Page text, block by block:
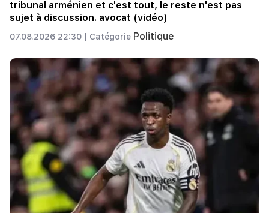
tribunal arménien et c'est tout, le reste n'est pas
sujet à discussion. avocat (vidéo)
07.08.2026 22:30 | Catégorie Politique